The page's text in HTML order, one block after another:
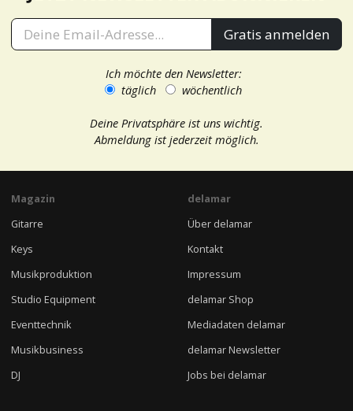
Gratis anmelden
Ich möchte den Newsletter:
täglich
wöchentlich
Deine Privatsphäre ist uns wichtig.
Abmeldung ist jederzeit möglich.
Magazin
Gitarre
Keys
Musikproduktion
Studio Equipment
Eventtechnik
Musikbusiness
DJ
delamar
Über delamar
Kontakt
Impressum
delamar Shop
Mediadaten delamar
delamar Newsletter
Jobs bei delamar